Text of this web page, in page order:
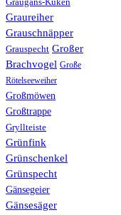
Graureiher
Grauschnäpper
Grauspecht Großer
Brachvogel Große
Rötelseeweiher
Großmöwen
Großtrappe
Gryllteiste
Grünfink
Grünschenkel
Grünspecht
Gänsegeier
Gänsesäger